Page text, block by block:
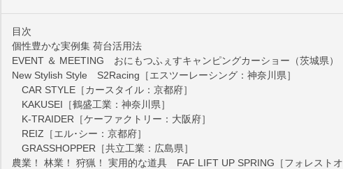
目次
個性豊かな実例集 荷台活用法
EVENT ＆ MEETING おにもつふぇすキャンピングカーショー（茨城県）
New Stylish Style S2Racing［エスツーレーシング：神奈川県］
CAR STYLE［カースタイル：京都府］
KAKUSEI［鶴盛工業：神奈川県］
K-TRAIDER［ケーファクトリー：大阪府］
REIZ［エル･シー：京都府］
GRASSHOPPER［共立工業：広島県］
農業！ 林業！ 狩猟！ 実用的な道具 FAF LIFT UP SPRING［フォレストオ